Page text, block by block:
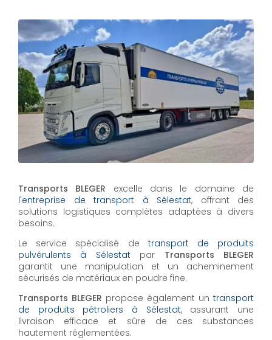
Transports BLEGER excelle dans le domaine de
l'entreprise de transport à Sélestat, offrant des
solutions logistiques complètes adaptées à divers
besoins.
Le service spécialisé de transport de produits
pulvérulents à Sélestatpar Transports BLEGER
garantit une manipulation et un acheminement
sécurisés de matériaux en poudre fine.
Transports BLEGER propose également un transport
de produits pétroliers à Sélestat, assurant une
livraison efficace et sûre de ces substances
hautement réglementées.